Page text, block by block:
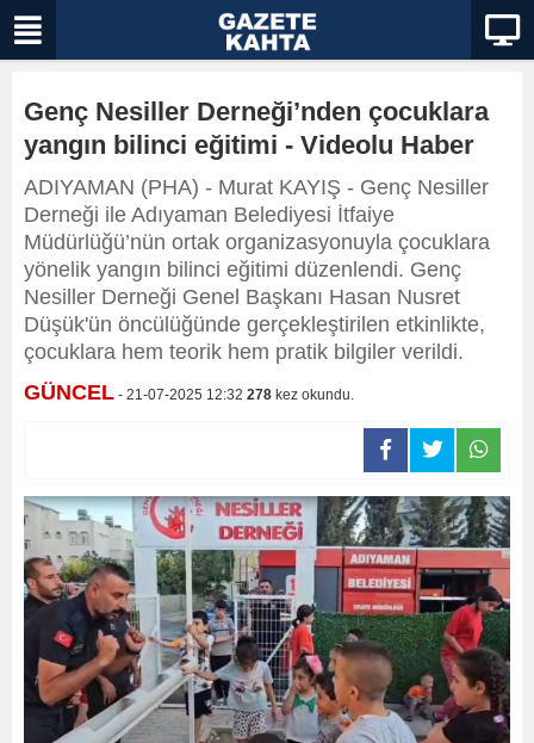
Genç Nesiller Derneği’nden çocuklara
yangın bilinci eğitimi - Videolu Haber
ADIYAMAN (PHA) - Murat KAYIŞ - Genç Nesiller
Derneği ile Adıyaman Belediyesi İtfaiye
Müdürlüğü’nün ortak organizasyonuyla çocuklara
yönelik yangın bilinci eğitimi düzenlendi. Genç
Nesiller Derneği Genel Başkanı Hasan Nusret
Düşük'ün öncülüğünde gerçekleştirilen etkinlikte,
çocuklara hem teorik hem pratik bilgiler verildi.
GÜNCEL - 21-07-2025 12:32 278 kez okundu.